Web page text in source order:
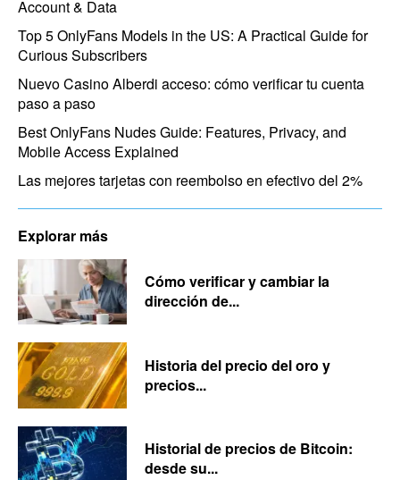
Account & Data
Top 5 OnlyFans Models in the US: A Practical Guide for
Curious Subscribers
Nuevo Casino Alberdi acceso: cómo verificar tu cuenta
paso a paso
Best OnlyFans Nudes Guide: Features, Privacy, and
Mobile Access Explained
Las mejores tarjetas con reembolso en efectivo del 2%
Explorar más
Cómo verificar y cambiar la
dirección de...
Historia del precio del oro y
precios...
Historial de precios de Bitcoin:
desde su...